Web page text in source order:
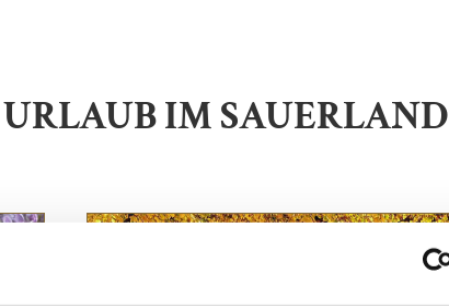
IM SAUERLAND